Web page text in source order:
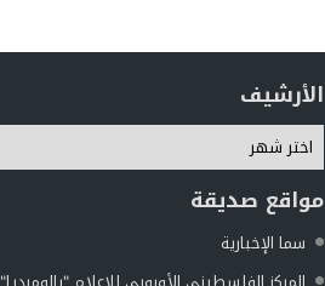
الأرشيف
مواقع صديقة
سما الإخبارية